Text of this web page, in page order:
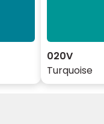
020V
Turquoise